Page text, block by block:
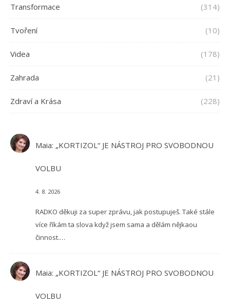
Transformace (314)
Tvoření (10)
Videa (178)
Zahrada (21)
Zdraví a Krása (228)
Maia: „KORTIZOL“ JE NÁSTROJ PRO SVOBODNOU
VOLBU
4. 8. 2026
RADKO děkuji za super zprávu, jak postupuješ. Také stále
více říkám ta slova když jsem sama a dělám nějkaou
činnost.…
Maia: „KORTIZOL“ JE NÁSTROJ PRO SVOBODNOU
VOLBU